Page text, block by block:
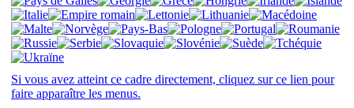
Si vous avez atteint ce cadre directement, cliquez sur ce lien pour
faire apparaître les menus.